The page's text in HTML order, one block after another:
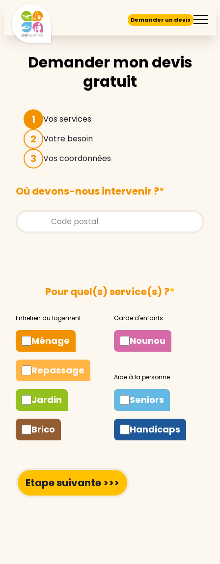
Demander un devis
Demander mon devis
gratuit
1 Vos services
2 Votre besoin
3 Vos coordonnées
Où devons-nous intervenir ?*
Store locator global - Autocompletion
Rechercher
Pour quel(s) service(s) ?*
Ménage
Repassage
Jardin
Brico
Nounou
Seniors
Handicaps